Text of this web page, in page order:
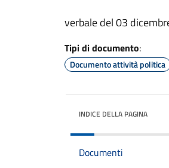
verbale del 03
Tipi di documento:
Documento attività politica
INDICE DELLA PAGINA
Documenti